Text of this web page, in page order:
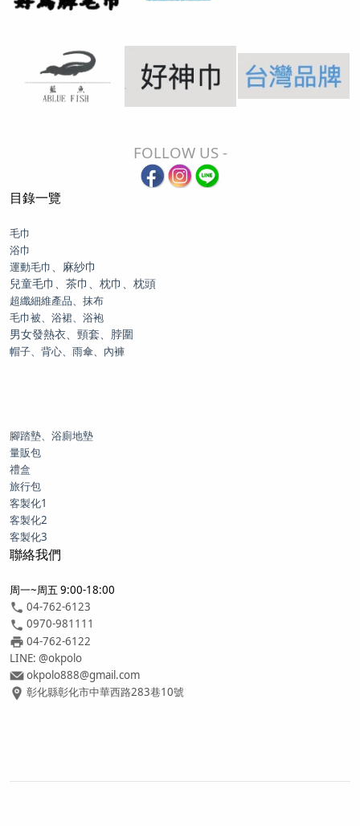
FOLLOW US -
目錄一覽
毛巾
浴巾
運動毛巾
、麻紗巾
兒童毛巾、茶巾、枕巾、枕頭
超纖細維產品、抹布
毛巾被、浴裙、浴袍
男女發熱衣、頸套、脖圍
帽子、背心、雨傘、內褲
腳踏墊、浴廁地墊
量販包
禮盒
旅行包
客製化1
客製化2
客製化3
聯絡我們
周一~周五 9:00-18:00
04-762-6123
0970-981111
04-762-6122
LINE: @okpolo
okpolo888@gmail.com
彰化縣彰化市中華西路283巷10號